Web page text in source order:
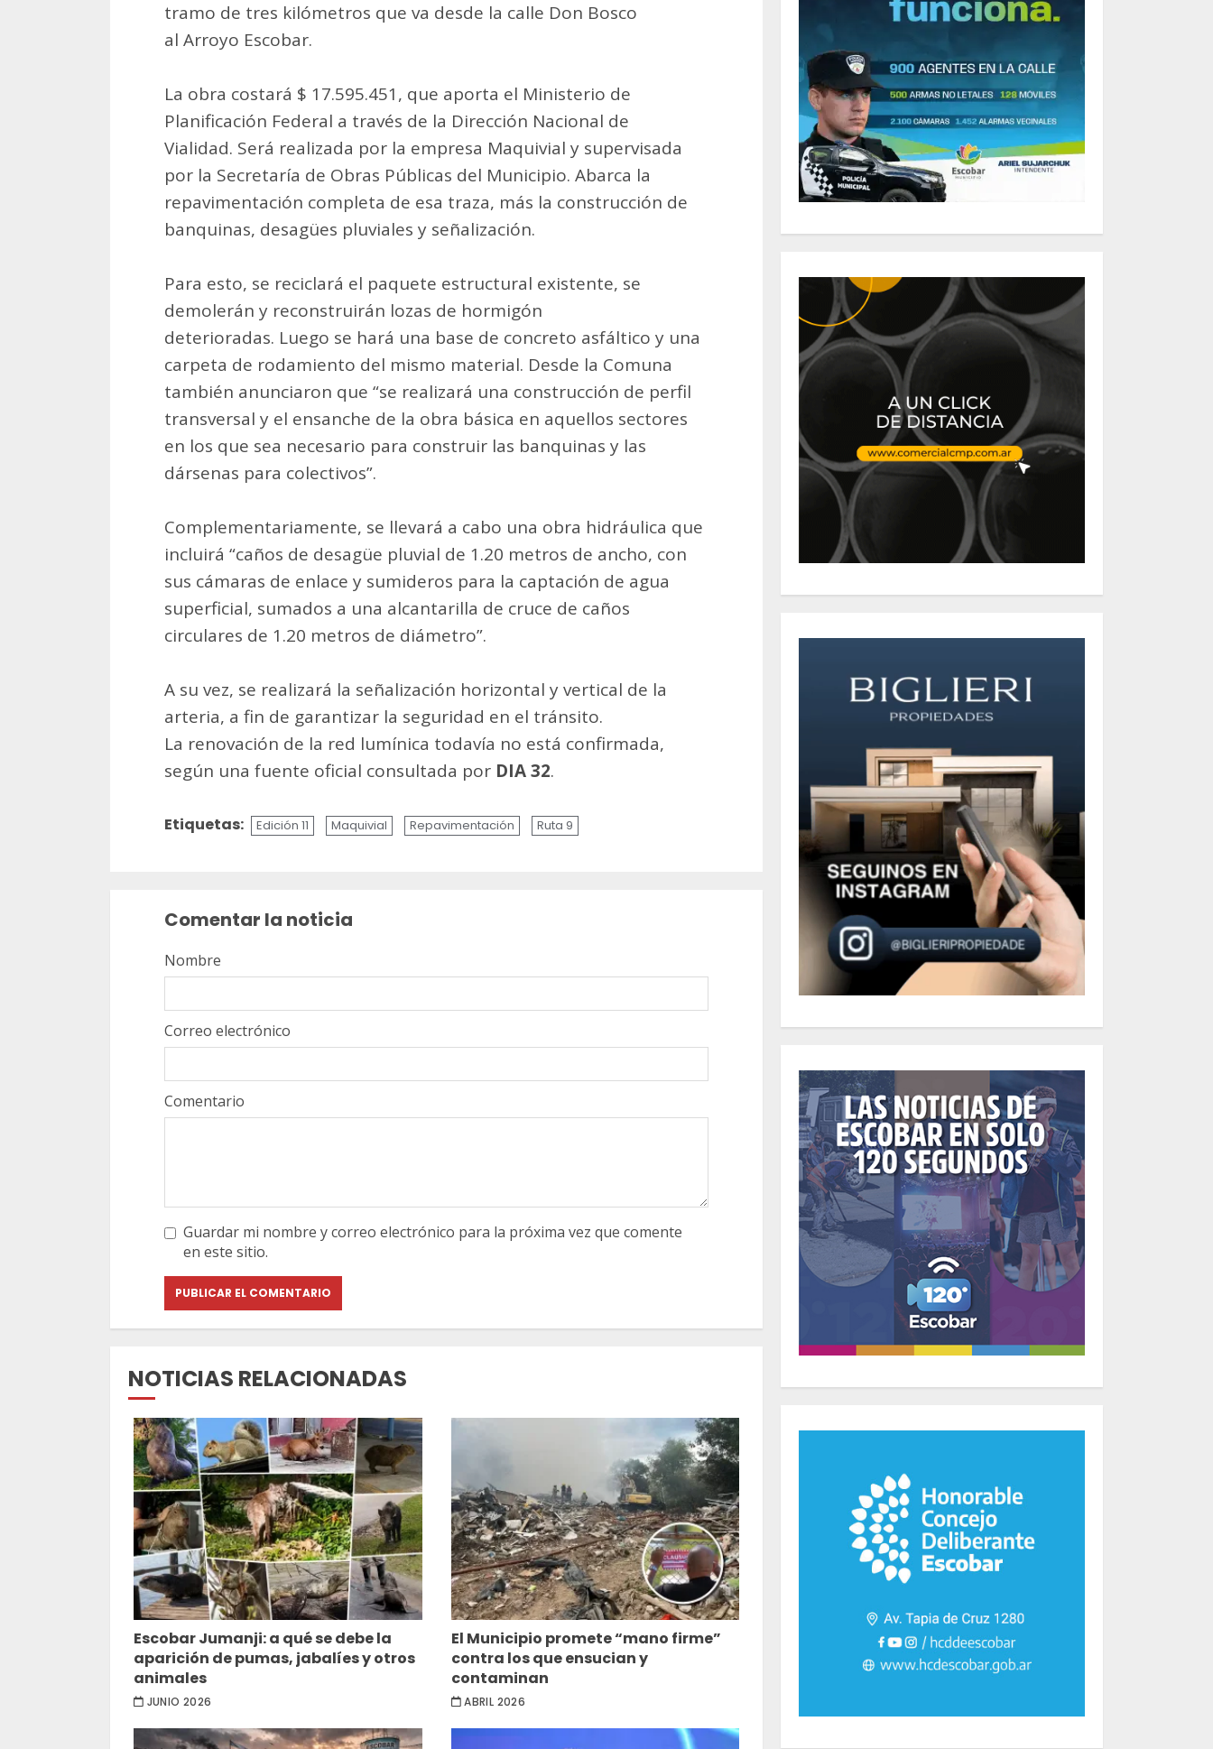
tramo de tres kilómetros que va desde la calle Don Bosco
al Arroyo Escobar.
La obra costará $ 17.595.451, que aporta el Ministerio de
Planificación Federal a través de la Dirección Nacional de
Vialidad. Será realizada por la empresa Maquivial y supervisada
por la Secretaría de Obras Públicas del Municipio. Abarca la
repavimentación completa de esa traza, más la construcción de
banquinas, desagües pluviales y señalización.
Para esto, se reciclará el paquete estructural existente, se
demolerán y reconstruirán lozas de hormigón
deterioradas. Luego se hará una base de concreto asfáltico y una
carpeta de rodamiento del mismo material. Desde la Comuna
también anunciaron que “se realizará una construcción de perfil
transversal y el ensanche de la obra básica en aquellos sectores
en los que sea necesario para construir las banquinas y las
dársenas para colectivos”.
Complementariamente, se llevará a cabo una obra hidráulica que
incluirá “caños de desagüe pluvial de 1.20 metros de ancho, con
sus cámaras de enlace y sumideros para la captación de agua
superficial, sumados a una alcantarilla de cruce de caños
circulares de 1.20 metros de diámetro”.
A su vez, se realizará la señalización horizontal y vertical de la
arteria, a fin de garantizar la seguridad en el tránsito.
La renovación de la red lumínica todavía no está confirmada,
según una fuente oficial consultada por DIA 32.
Etiquetas: Edición 11 Maquivial Repavimentación Ruta 9
Comentar la noticia
Comentario
Nombre
Correo electrónico
Guardar mi nombre y correo electrónico para la próxima vez que comente
en este sitio.
NOTICIAS RELACIONADAS
Escobar Jumanji: a qué se debe la
aparición de pumas, jabalíes y otros
animales
JUNIO 2026
El Municipio promete “mano firme”
contra los que ensucian y
contaminan
ABRIL 2026